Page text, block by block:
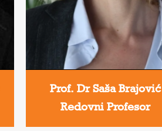
Prof. Dr Saša Brajović
Redovni Profesor